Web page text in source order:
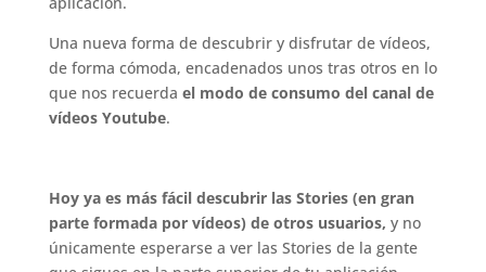
Una nueva forma de descubrir y disfrutar de vídeos,
de forma cómoda, encadenados unos tras otros en lo
que nos recuerda el modo de consumo del canal de
vídeos Youtube.
Hoy ya es más fácil descubrir las Stories (en gran
parte formada por vídeos) de otros usuarios, y no
únicamente esperarse a ver las Stories de la gente